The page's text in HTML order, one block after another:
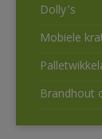
Dolly’s
Mobiele
Brandhout